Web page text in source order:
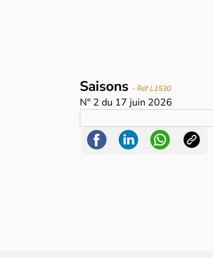
Saisons - Réf L1530
N° 2 du 17 juin 2026